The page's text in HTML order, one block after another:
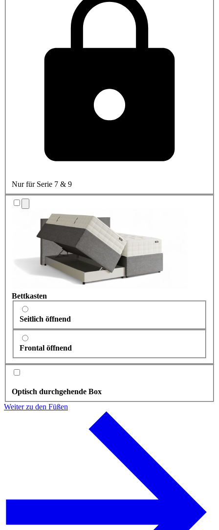
Nur für Serie 7 & 9
Bettkasten
Seitlich öffnend
Frontal öffnend
Optisch durchgehende Box
Weiter zu den Füßen